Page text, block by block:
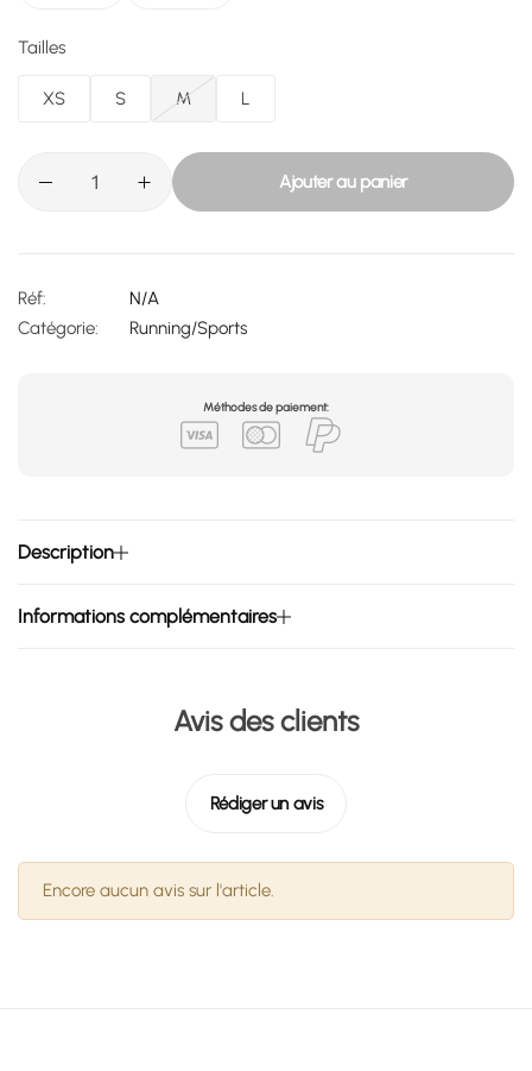
Tailles
XS S M L
Ajouter au panier
Réf:
N/A
Catégorie:
Running/Sports
Méthodes de paiement:
Description
Informations complémentaires
Avis des clients
Rédiger un avis
Encore aucun avis sur l'article.